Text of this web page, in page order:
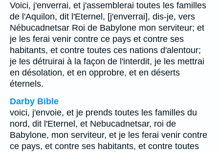
Voici, j'enverrai, et j'assemblerai toutes les familles
de l'Aquilon, dit l'Eternel, [j'enverrai], dis-je, vers
Nébucadnetsar Roi de Babylone mon serviteur; et
je les ferai venir contre ce pays et contre ses
habitants, et contre toutes ces nations d'alentour;
je les détruirai à la façon de l'interdit, je les mettrai
en désolation, et en opprobre, et en déserts
éternels.
Darby Bible
voici, j'envoie, et je prends toutes les familles du
nord, dit l'Eternel, et Nebucadnetsar, roi de
Babylone, mon serviteur, et je les ferai venir contre
ce pays, et contre ses habitants, et contre toutes